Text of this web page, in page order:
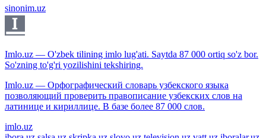
sinonim.uz
Imlo.uz — O'zbek tilining imlo lug'ati. Saytda 87 000 ortiq so'z bor.
So'zning to'g'ri yozilishini tekshiring.
Imlo.uz — Орфографический словарь узбекского языка
позволяющий проверить правописание узбекских слов на
латинице и кириллице. В базе более 87 000 слов.
imlo.uz